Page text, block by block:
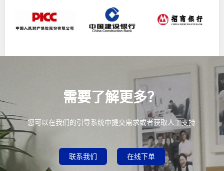
需要了解更多？
您可以在我们的引导系统中提交需求或者获取人工支持
联系我们 在线下单